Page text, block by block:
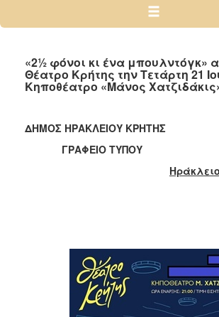
2024
2022
2021
2013
2011
2010
«2½ φόνοι κι ένα μπουλντόγκ»
Θέατρο Κρήτης την Τετάρτη 21
Κηποθέατρο «Μάνος
ΔΗΜΟΣ ΗΡΑΚΛΕΙΟΥ ΚΡΗΤΗΣ
ΓΡΑΦΕΙΟ ΤΥΠΟΥ